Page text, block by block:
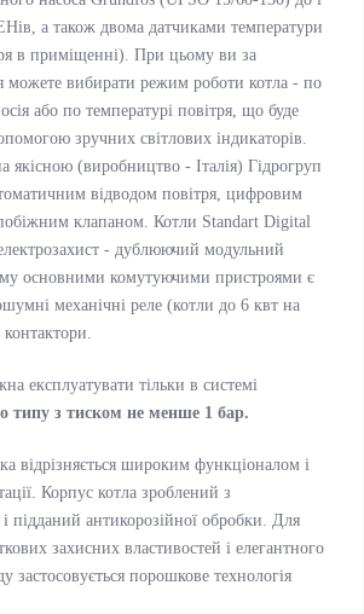
а також двома датчиками температури
в приміщенні). При цьому ви за
можете вибирати режим роботи котла - по
або по температурі повітря, що буде
зручних світлових індикаторів.
якісною (виробництво - Італія) Гідрогруп
відводом повітря, цифровим
клапаном. Котли Standart Digital
- дублюючий модульний
основними комутуючими пристроями є
механічні реле (котли до 6 квт на
експлуатувати тільки в системі
типу з тиском не менше 1 бар.
відрізняється широким функціоналом і
Корпус котла зроблений з
і підданий антикорозійної обробки. Для
захисних властивостей і елегантного
застосовується порошкове технологія